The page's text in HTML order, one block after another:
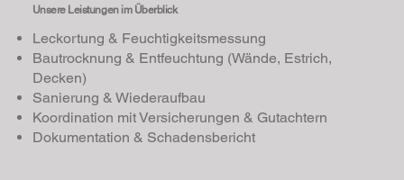
Unsere Leistungenim Überblick
Leckortung & Feuchtigkeitsmessung
Bautrocknung & Entfeuchtung (Wände, Estrich,
Decken)
Sanierung & Wiederaufbau
Koordination mit Versicherungen & Gutachtern
Dokumentation & Schadensbericht